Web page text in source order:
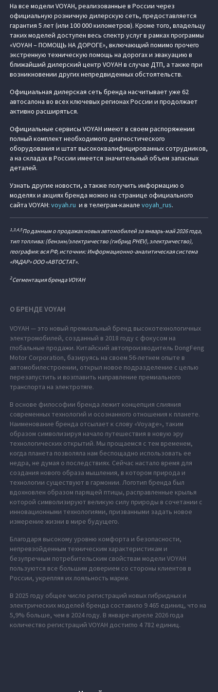
На все модели VOYAH, реализованные в России через
официальную розничную дилерскую сеть, предоставляется
гарантия 5 лет (или 100 000 километров). Кроме того, владельцу
таких моделей доступен весь спектр услуг в рамках программы
«VOYAH – ПОМОЩЬ НА ДОРОГЕ», включающий помимо прочего
экстренную техническую помощь на дорогах и эвакуацию в
ближайший дилерский центр VOYAH в случае ДТП, а также при
возникновении других непредвиденных обстоятельств.
Официальная дилерская сеть бренда насчитывает уже 62
автосалона во всех ключевых регионах России и продолжает
активно расширяться.
Официальные сервисы VOYAH имеют в своем распоряжении
полный комплект необходимого диагностического
оборудования и штат высококвалифицированных сотрудников,
а на складах в России имеется значительный объем запасных
деталей.
Узнать другие новости, а также получить информацию о
моделях и акциях бренда можно на странице официального
сайта VOYAH: voyah.ru и в телеграм-канале voyah_rus.
1,3,4,5По данным о продажах новых автомобилей за январь-май 2026 года,
тип топлива: (бензин/электричество (гибрид PHEV), электричество),
география: вся РФ, источник: Информационно-аналитическая система
«РАДАР» ООО «АВТОСТАТ».
2Сегментация бренда VOYAH
О БРЕНДЕ VOYAH
VOYAH — это новый премиальный бренд высокотехнологичных
электромобилей, созданный в 2018 году с фокусом на
глобальные продажи. Китайский автопроизводитель DongFeng
Motor Corporation, базируясь на своем 56-летнем опыте в
автомобилестроении, открыл новое подразделение с целью
перезапустить и возглавить направление премиального
транспорта на электротяге.
В основе философии бренда лежит концепция слияния
современных технологий и осознанного отношения к планете.
Наименование бренда отсылает к слову «Voyage», таким
образом символизируя начало путешествия в новую эру
технологических открытий. Мы прощаемся с тем временем,
когда планета позволяла нам беспощадно использовать ее
недра, не думая о последствиях. Сейчас настало время для
создания нового образа мышления, в котором природа и
технологии существуют в гармонии. Логотип бренда был
вдохновлен образом парящей птицы, расправленные крылья
которой символизируют великую силу природы в сочетании с
инновационными технологиями, призванными задать новое
измерение жизни в мире будущего.
Благодаря высокому уровню комфорта и безопасности,
непревзойденным техническим характеристикам и
безупречным потребительским свойствам модели VOYAH
пользуются все большим доверием со стороны клиентов в
России, укрепляя их лояльность марке.
В 2025 году общее число регистраций новых гибридных и
электрических моделей бренда составило 9 465 единиц, что на
5,9% больше, чем в 2024 году. В январе-апреле 2026 года
количество регистраций VOYAH достигло 4 782 единиц.